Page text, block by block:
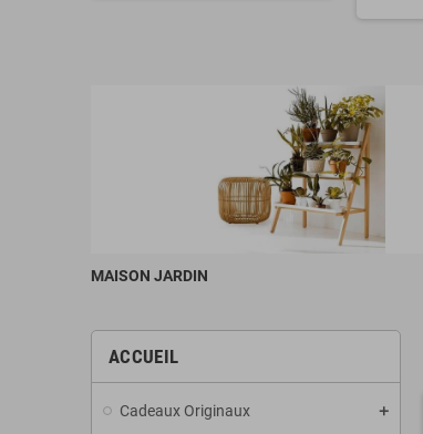
MAISON JARDIN
ACCUEIL
Cadeaux Originaux